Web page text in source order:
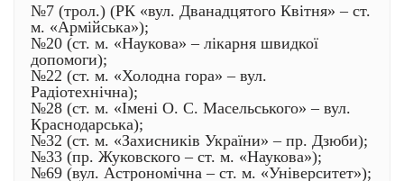
№7 (трол.) (РК «вул. Дванадцятого Квітня» – ст.
м. «Армійська»);
№20 (ст. м. «Наукова» – лікарня швидкої
допомоги);
№22 (ст. м. «Холодна гора» – вул.
Радіотехнічна);
№28 (ст. м. «Імені О. С. Масельського» – вул.
Краснодарська);
№32 (ст. м. «Захисників України» – пр. Дзюби);
№33 (пр. Жуковского – ст. м. «Наукова»);
№69 (вул. Астрономічна – ст. м. «Університет»);